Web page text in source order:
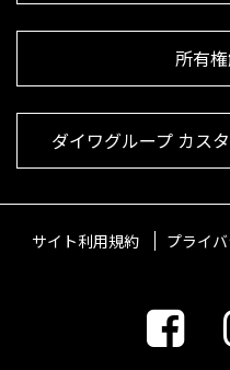
所有
ダイワグループ カス
サイト利用規約 プライ